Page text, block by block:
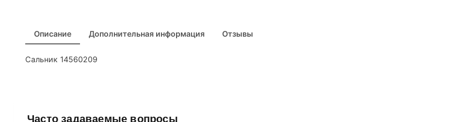
Описание Дополнительная информация Отзывы
Сальник 14560209
Часто задаваемые вопросы